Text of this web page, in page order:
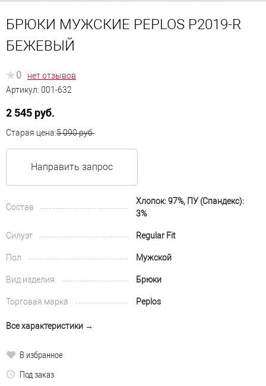
БРЮКИ МУЖСКИЕ PEPLOS P2019-R
БЕЖЕВЫЙ
0
нет отзывов
Артикул: 001-632
2 545 руб.
Старая цена:5 090 руб.
Направить запрос
Состав
Хлопок: 97%, ПУ (Спандекс):
3%
Силуэт Regular Fit
Пол Мужской
Вид изделия Брюки
Торговая марка Peplos
Все характеристики →
В избранное
Под заказ